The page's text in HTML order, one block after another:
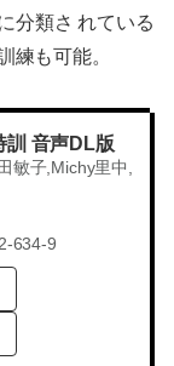
分類さ れている
練も可能。
訓 音声DL版
敏子,Michy里中,
634-9